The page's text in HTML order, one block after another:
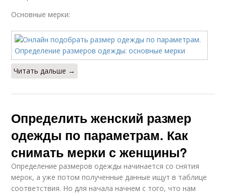
Основные мерки:
Читать дальше →
Определить женский размер
одежды по параметрам. Как
снимать мерки с женщины?
Определение размеров одежды начинается со снятия
мерок, а уже потом полученные данные ищут в таблице
соответствия. Но для начала начнем с того, что нам